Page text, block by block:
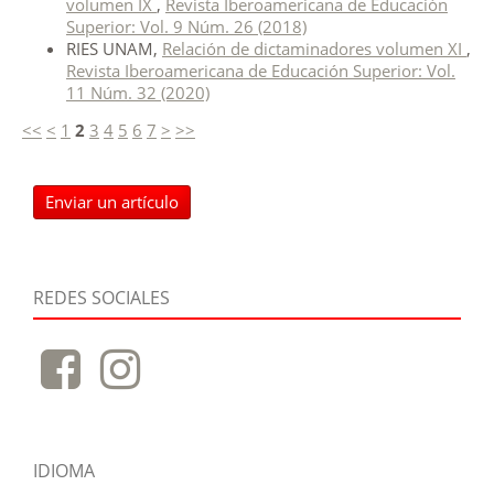
volumen IX , Revista Iberoamericana de Educación
Superior: Vol. 9 Núm. 26 (2018)
RIES UNAM, Relación de dictaminadores volumen XI ,
Revista Iberoamericana de Educación Superior: Vol.
11 Núm. 32 (2020)
<< < 1 2 3 4 5 6 7 > >>
Enviar un artículo
REDES SOCIALES
IDIOMA